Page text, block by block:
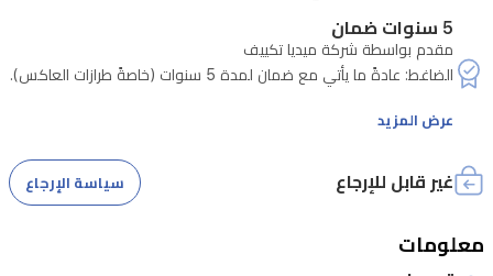
5 سنوات ضمان
مقدم بواسطة شركة ميديا تكييف
عرض المزيد
غير قابل للإرجاع سياسة الإرجاع
معلومات